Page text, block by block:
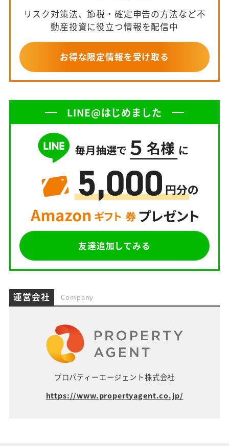
リスク対策法、節税・確定申告の方法など不
動産投資に役立つ情報を配信中
お得な限定情報を受け取る
LINE@はじめました
友達追加してみる
運営会社 Company
プロパティーエージェント株式会社
https://www.propertyagent.co.jp/